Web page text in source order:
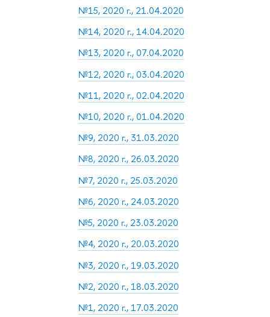
№15, 2020 г., 21.04.2020
№14, 2020 г., 14.04.2020
№13, 2020 г., 07.04.2020
№12, 2020 г., 03.04.2020
№11, 2020 г., 02.04.2020
№10, 2020 г., 01.04.2020
№9, 2020 г., 31.03.2020
№8, 2020 г., 26.03.2020
№7, 2020 г., 25.03.2020
№6, 2020 г., 24.03.2020
№5, 2020 г., 23.03.2020
№4, 2020 г., 20.03.2020
№3, 2020 г., 19.03.2020
№2, 2020 г., 18.03.2020
№1, 2020 г., 17.03.2020